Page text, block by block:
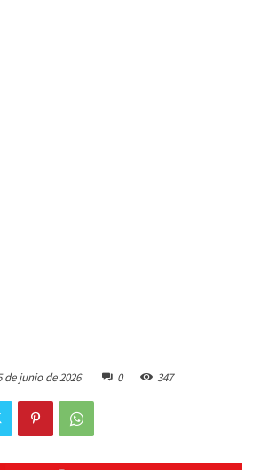
de junio de 2026 0 347